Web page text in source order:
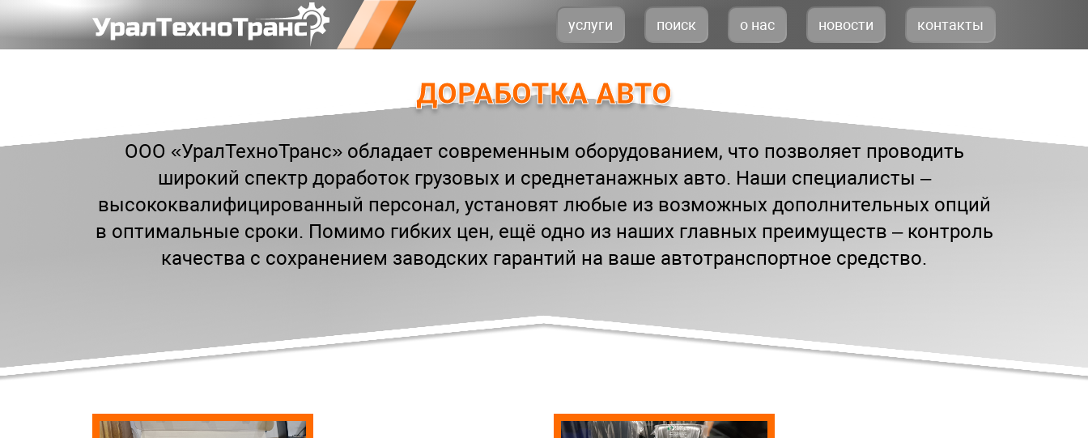
услуги поиск о нас новости контакты
ДОРАБОТКА АВТО
ООО «УралТехноТранс» обладает современным оборудованием, что позволяет проводить
широкий спектр доработок грузовых и среднетанажных авто. Наши специалисты –
высококвалифицированный персонал, установят любые из возможных дополнительных опций
в оптимальные сроки. Помимо гибких цен, ещё одно из наших главных преимуществ – контроль
качества с сохранением заводских гарантий на ваше автотранспортное средство.